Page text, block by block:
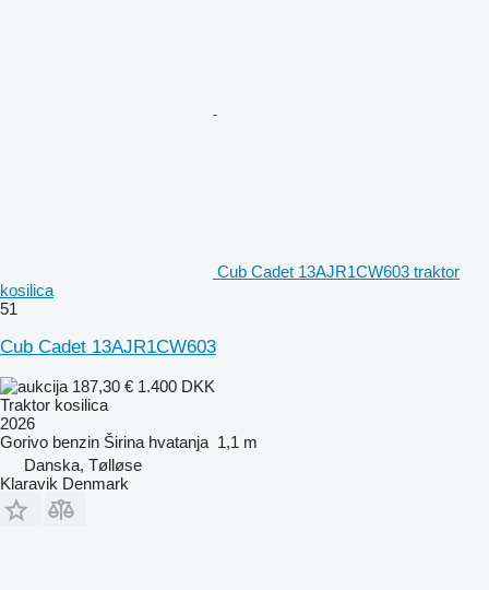
Cub Cadet 13AJR1CW603 traktor
kosilica
51
Cub Cadet 13AJR1CW603
187,30 € 1.400 DKK
Traktor kosilica
2026
Gorivo benzin Širina hvatanja 1,1 m
Danska, Tølløse
Klaravik Denmark